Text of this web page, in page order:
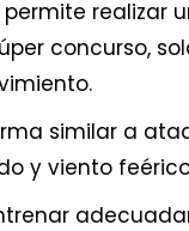
realizar
concurso,
similar a
y viento